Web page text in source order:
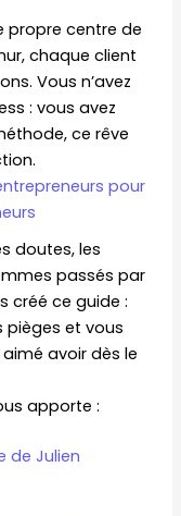
propre centre de
chaque client
Vous n’avez
: vous avez
ce rêve
pour
doutes, les
passés par
créé ce guide :
pièges et vous
avoir dès le
apporte :
de Julien